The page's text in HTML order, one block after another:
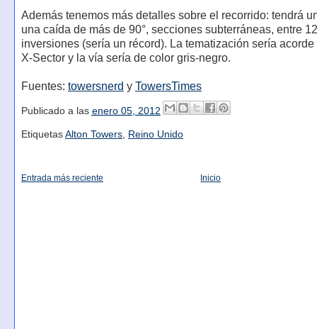
Además tenemos más detalles sobre el recorrido: tendrá
una caída de más de 90°, secciones subterráneas, entre
inversiones (sería un récord). La tematización sería
X-Sector y la vía sería de color gris-negro.
Fuentes: towersnerd y TowersTimes
Publicado a las enero 05, 2012
Etiquetas Alton Towers, Reino Unido
Entrada más reciente Inicio